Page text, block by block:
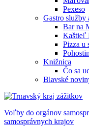
Pexeso
Gastro služby
Bar na
Kaštieľ
Pizza u
Knižnica
Čo sa
Blavské
Voľby do orgánov
samosprávnych krajov